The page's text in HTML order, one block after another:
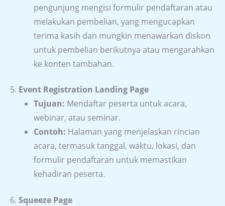
pengunjung mengisi formulir pendaftaran atau
melakukan pembelian, yang mengucapkan
terima kasih dan mungkin menawarkan diskon
untuk pembelian berikutnya atau mengarahkan
ke konten tambahan.
5. Event Registration Landing Page
Tujuan: Mendaftar peserta untuk acara,
webinar, atau seminar.
Contoh: Halaman yang menjelaskan rincian
acara, termasuk tanggal, waktu, lokasi, dan
formulir pendaftaran untuk memastikan
kehadiran peserta.
6. Squeeze Page